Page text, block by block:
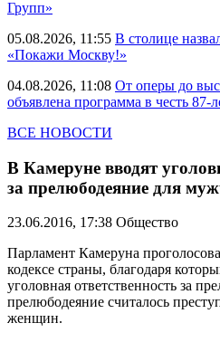
Групп»
05.08.2026, 11:55 В столице
«Покажи Москву!»
04.08.2026, 11:08 От оперы до
объявлена программа в честь
ВСЕ НОВОСТИ
В Камеруне вводят
за прелюбодеяние для
23.06.2016, 17:38 Общество
Парламент Камеруна
кодексе страны, благодаря
уголовная ответственность за
прелюбодеяние считалось
женщин.